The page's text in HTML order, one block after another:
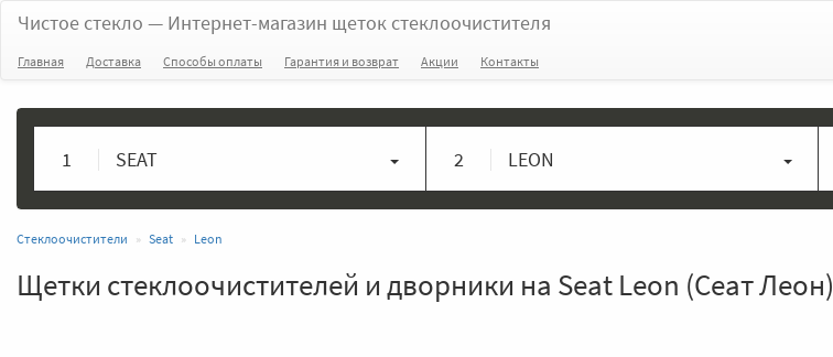
Чистое стекло — Интернет-магазин щеток стеклоочистителя
Главная Доставка Способы оплаты Гарантия и возврат Акции Контакты
1 SEAT 2 LEON
Стеклоочистители Seat Leon
Щетки стеклоочистителей и дворники на Seat Leon (Сеат Леон)